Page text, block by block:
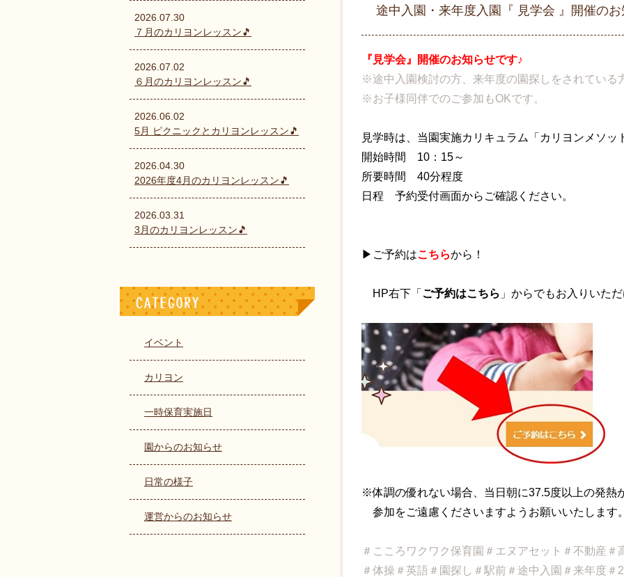
途中入園・来年度入園『 見学会 』開催の
『見学会』開催のお知らせです♪
※途中入園検討の方、来年度の園探しをされている
※お子様同伴でのご参加もOKです。
見学時は、当園実施カリキュラム「カリヨンメソ
開始時間 10：15～
所要時間 40分程度
日程 予約受付画面からご確認ください。
▶ご予約はこちらから！
HP右下「 ご予約はこちら 」からでもお入りいた
※体調の優れない場合、当日朝に37.5度以上の発熱
参加をご遠慮くださいますようお願いいたします
＃こころワクワク保育園＃エヌアセット＃不動産
＃体操＃英語＃園探し＃駅前＃途中入園＃来年度＃
2026.07.30
７月のカリヨンレッスン🎵
2026.07.02
６月のカリヨンレッスン🎵
2026.06.02
5月 ピクニックとカリヨンレッスン🎵
2026.04.30
2026年度4月のカリヨンレッスン🎵
2026.03.31
3月のカリヨンレッスン🎵
イベント
カリヨン
一時保育実施日
園からのお知らせ
日常の様子
運営からのお知らせ